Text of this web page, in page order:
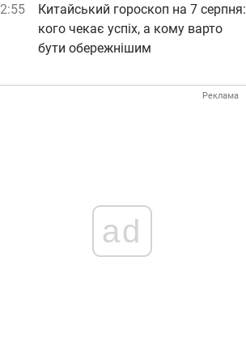
Китайський гороскоп на 7 серпня:
кого чекає успіх, а кому варто
бути обережнішим
Реклама
ad